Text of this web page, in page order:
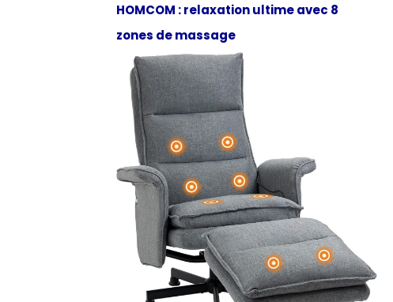
HOMCOM : relaxation ultime avec 8
zones de massage